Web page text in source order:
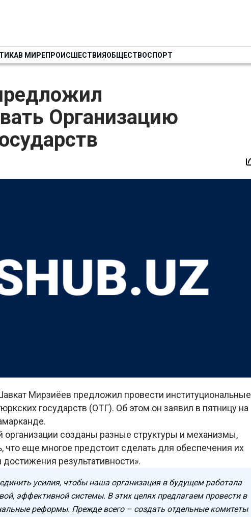
В МИРЕПРОИСШЕСТВИЯОБЩЕСТВОСПОРТ
Организацию
Мирзиёев предложил провести институциональные
государств (ОТГ). Об этом он заявил в пятницу на
организации созданы разные структуры и механизмы,
что еще многое предстоит сделать для обеспечения их
результативности».
усилия, чтобы наша организация в будущем работала
эффективной системы. В этих целях предлагаем провести в
реформы. Прежде всего – создать отдельные комитеты